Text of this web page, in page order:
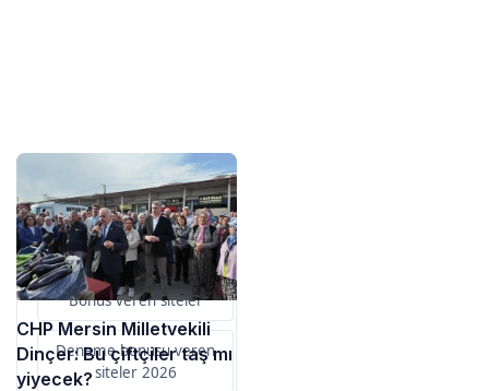
Sponsorlarımız
Bu içerik destekçileri
primebahis resmi giris
Bonus veren siteler
Deneme bonusu veren
siteler 2026
CHP Mersin Milletvekili
Dinçer: Bu çiftçiler taş mı
yiyecek?